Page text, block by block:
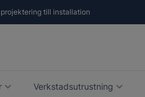
projektering till installation
Verkstadsutrustning